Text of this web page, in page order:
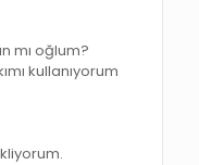
mı oğlum?
kullanıyorum